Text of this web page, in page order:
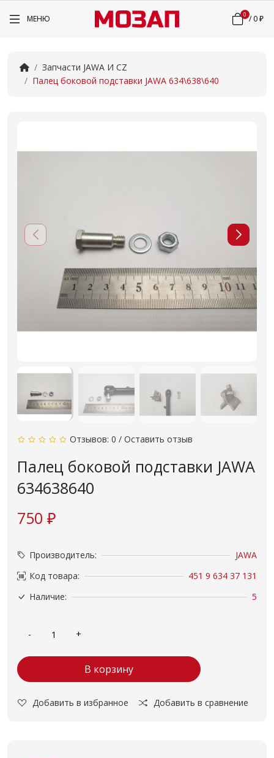
МЕНЮ 0 /0 ₽
Запчасти JAWA И CZ
Палец боковой подставки JAWA 634\638\640
Отзывов: 0 / Оставить отзыв
Палец боковой подставки JAWA
634638640
750 ₽
Производитель:
JAWA
Код товара:
451 9 634 37 131
Наличие:
5
В корзину
Добавить в избранное Добавить в сравнение